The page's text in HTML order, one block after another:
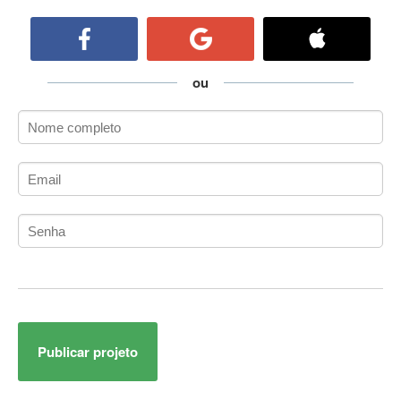
ActiveX Data Objects (ADO)
ADK
Administração Acadêmica
Administração de Artistas e Repertórios
Administração de Banco de Dados
Administração de Redes
Administrador de Sistemas
Adobe After Effects
Adobe AIR
ou
Publicar projeto